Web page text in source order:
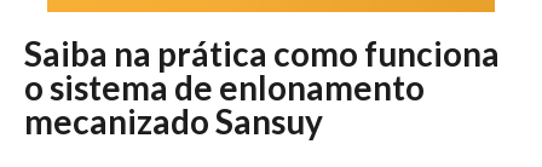
Saiba na prática como funciona
o sistema de enlonamento
mecanizado Sansuy